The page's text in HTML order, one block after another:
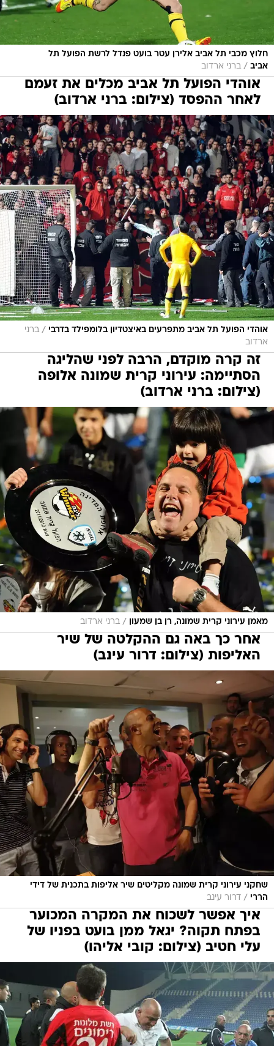
חלוץ מכבי תל אביב אלירן עטר בועט פנדל לרשת הפועל תל
אביב / ברני ארדוב
אוהדי הפועל תל אביב מכלים את זעמם
לאחר ההפסד (צילום: ברני ארדוב)
אוהדי הפועל תל אביב מתפרעים באיצטדיון בלומפילד בדרבי / ברני
ארדוב
זה קרה מוקדם, הרבה לפני שהליגה
הסתיימה: עירוני קרית שמונה אלופה
(צילום: ברני ארדוב)
מאמן עירוני קרית שמונה, רן בן שמעון / ברני ארדוב
אחר כך באה גם ההקלטה של שיר
האליפות (צילום: דרור עינב)
שחקני עירוני קרית שמונה מקליטים שיר אליפות בתכנית של דידי
הררי / דרור עינב
איך אפשר לשכוח את המקרה המכוער
בפתח תקוה? יגאל ממן בועט בפניו של
עלי חטיב (צילום: קובי אליהו)